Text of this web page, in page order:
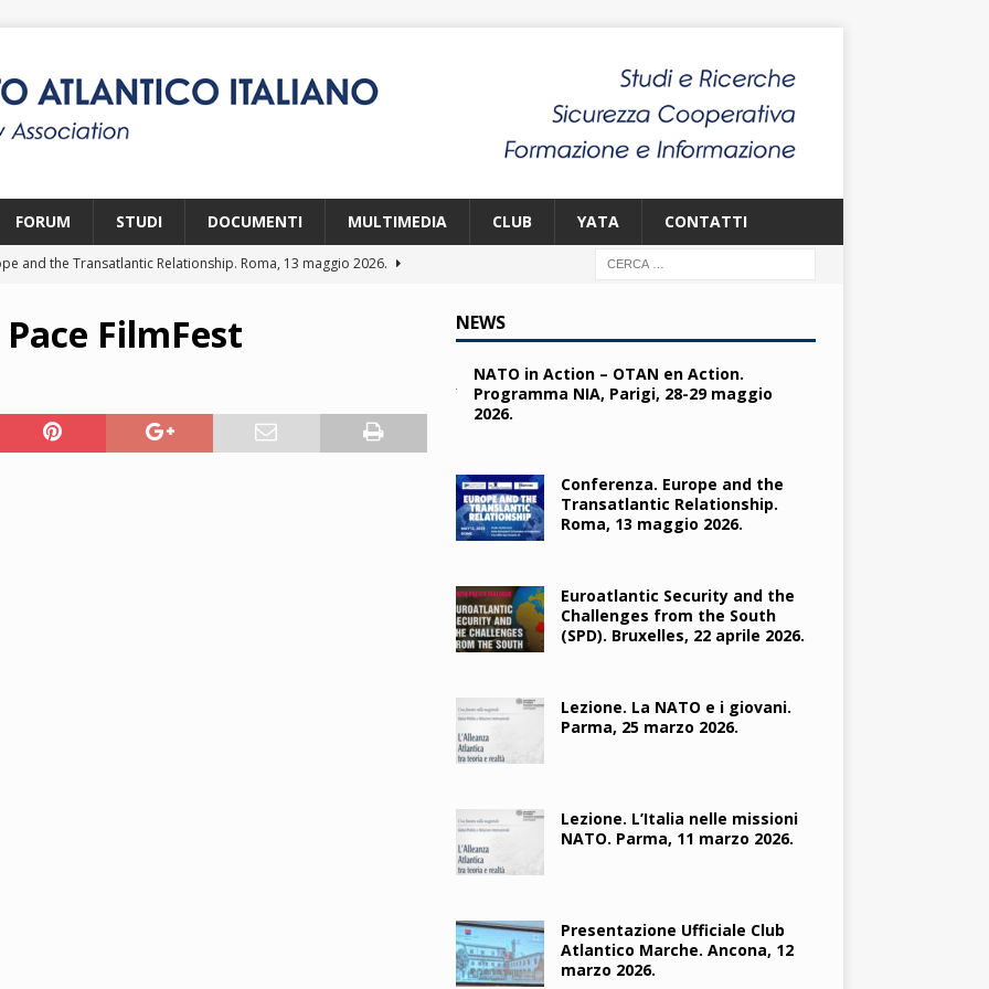
FORUM STUDI DOCUMENTI MULTIMEDIA CLUB YATA CONTATTI
and the Transatlantic Relationship. Roma, 13 maggio 2026.
and the Challenges from the South (SPD). Bruxelles, 22 aprile
e i giovani. Parma, 25 marzo 2026.
2026
missioni NATO. Parma, 11 marzo 2026.
2026
FilmFest NEWS
NATO in Action – OTAN en Action.
Programma NIA, Parigi, 28-29 maggio
2026.
Conferenza. Europe and the
Transatlantic Relationship.
Roma, 13 maggio 2026.
Euroatlantic Security and the
Challenges from the South
(SPD). Bruxelles, 22 aprile 2026.
Lezione. La NATO e i giovani.
Parma, 25 marzo 2026.
Lezione. L’Italia nelle missioni
NATO. Parma, 11 marzo 2026.
Presentazione Ufficiale Club
Atlantico Marche. Ancona, 12
marzo 2026.